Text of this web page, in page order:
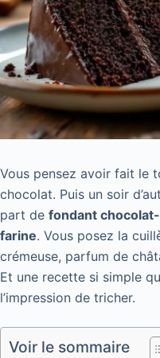
Vous pensez avoir fait le
chocolat. Puis un soir
part de fondant
farine. Vous posez la
crémeuse, parfum de
Et une recette si simple
l’impression de tricher.
Voir le sommaire